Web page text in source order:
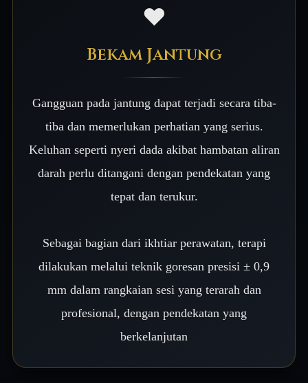
❤️
Bekam Jantung
Gangguan pada jantung dapat terjadi secara tiba-
tiba dan memerlukan perhatian yang serius.
Keluhan seperti nyeri dada akibat hambatan aliran
darah perlu ditangani dengan pendekatan yang
tepat dan terukur.
Sebagai bagian dari ikhtiar perawatan, terapi
dilakukan melalui teknik goresan presisi ± 0,9
mm dalam rangkaian sesi yang terarah dan
profesional, dengan pendekatan yang
berkelanjutan